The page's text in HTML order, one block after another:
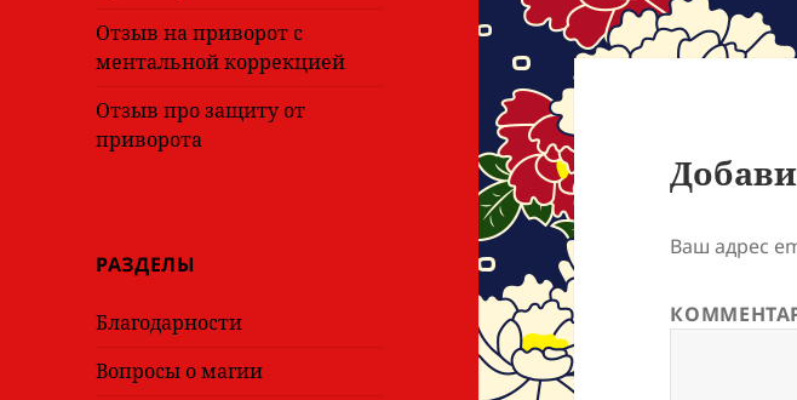
Отзыв на приворот с
ментальной коррекцией
Отзыв про защиту от
приворота
РАЗДЕЛЫ
Благодарности
Вопросы о магии
Ваш адрес